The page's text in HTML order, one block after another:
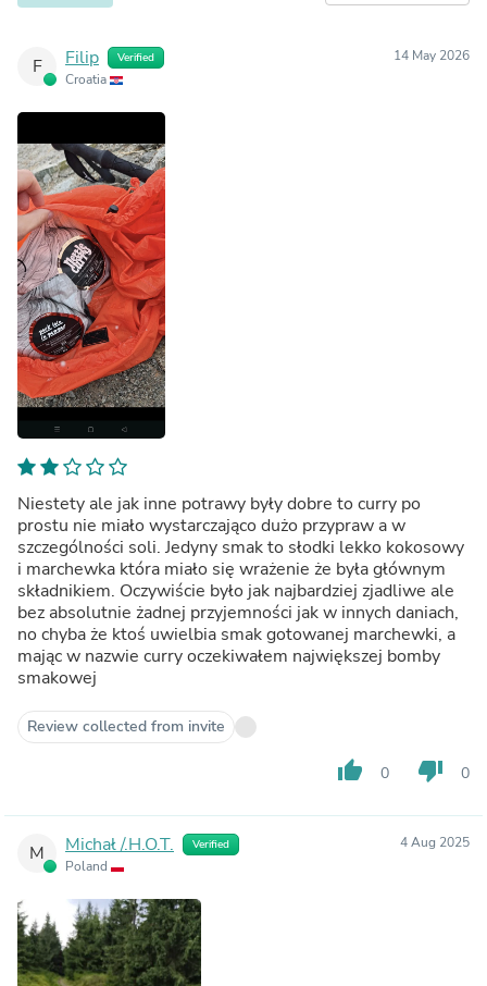
F Filip Verified
Croatia
14 May 2026
Niestety ale jak inne potrawy były dobre to curry po
prostu nie miało wystarczająco dużo przypraw a w
szczególności soli. Jedyny smak to słodki lekko kokosowy
i marchewka która miało się wrażenie że była głównym
składnikiem. Oczywiście było jak najbardziej zjadliwe ale
bez absolutnie żadnej przyjemności jak w innych daniach,
no chyba że ktoś uwielbia smak gotowanej marchewki, a
mając w nazwie curry oczekiwałem największej bomby
smakowej
Review collected from invite
thumb_up 0 thumb_down 0
M Michał /.H.O.T. Verified
Poland
4 Aug 2025